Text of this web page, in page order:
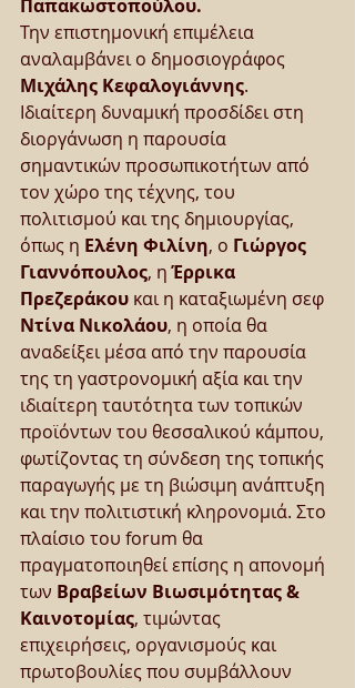
Παπακωστοπούλου.
Την επιστημονική επιμέλεια
αναλαμβάνει ο δημοσιογράφος
Μιχάλης Κεφαλογιάννης.
Ιδιαίτερη δυναμική προσδίδει στη
διοργάνωση η παρουσία
σημαντικών προσωπικοτήτων από
τον χώρο της τέχνης, του
πολιτισμού και της δημιουργίας,
όπως η Ελένη Φιλίνη, ο Γιώργος
Γιαννόπουλος, η Έρρικα
Πρεζεράκου και η καταξιωμένη σεφ
Ντίνα Νικολάου, η οποία θα
αναδείξει μέσα από την παρουσία
της τη γαστρονομική αξία και την
ιδιαίτερη ταυτότητα των τοπικών
προϊόντων του θεσσαλικού κάμπου,
φωτίζοντας τη σύνδεση της τοπικής
παραγωγής με τη βιώσιμη ανάπτυξη
και την πολιτιστική κληρονομιά. Στο
πλαίσιο του forum θα
πραγματοποιηθεί επίσης η απονομή
των Βραβείων Βιωσιμότητας &
Καινοτομίας, τιμώντας
επιχειρήσεις, οργανισμούς και
πρωτοβουλίες που συμβάλλουν